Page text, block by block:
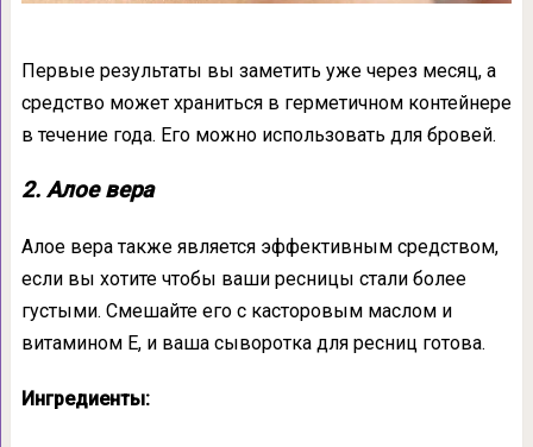
Первые результаты вы заметить уже через месяц, а
средство может храниться в герметичном контейнере
в течение года. Его можно использовать для бровей.
2. Алое вера
Алое вера также является эффективным средством,
если вы хотите чтобы ваши ресницы стали более
густыми. Смешайте его с касторовым маслом и
витамином Е, и ваша сыворотка для ресниц готова.
Ингредиенты: